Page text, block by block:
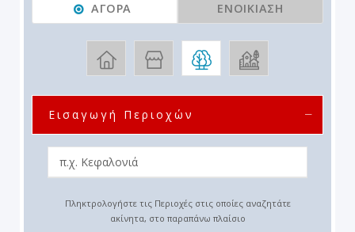
ΑΓΟΡΆ ΕΝΟΙΚΊΑΣΗ
Εισαγωγή Περιοχών
Πληκτρολογήστε τις Περιοχές στις οποίες αναζητάτε
ακίνητα, στο παραπάνω πλαίσιο